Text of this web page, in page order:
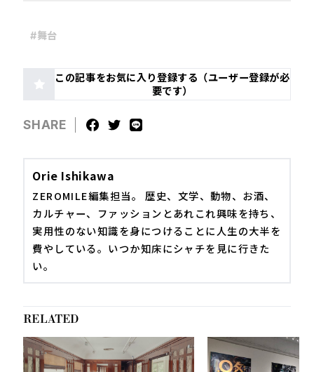
#舞台
この記事をお気に入り登録する（ユーザー登録が必
要です）
SHARE
Orie Ishikawa
ZEROMILE編集担当。 歴史、文学、動物、お酒、
カルチャー、ファッションとあれこれ興味を持ち、
実用性のない知識を身につけることに人生の大半を
費やしている。いつか知床にシャチを見に行きた
い。
RELATED